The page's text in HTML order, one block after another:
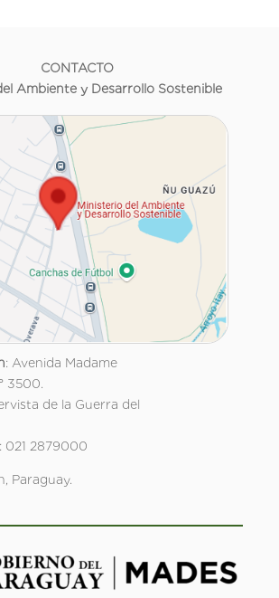
CONTACTO
Ambiente y Desarrollo Sostenible
: Avenida Madame
3500.
de la Guerra del
: 021 2879000
Paraguay.